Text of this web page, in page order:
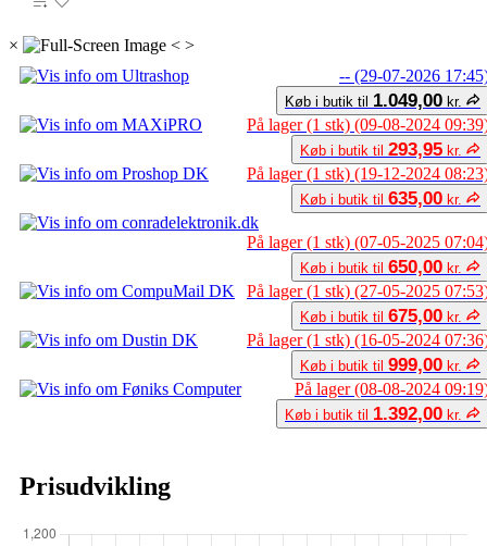
× < >
-- (29-07-2026
Køb i butik til 1.049,00 kr.
På lager (1 stk) (09-08-2024
Køb i butik til 293,95 kr.
På lager (1 stk) (19-12-2024
Køb i butik til 635,00 kr.
På lager (1 stk) (07-05-2025
Køb i butik til 650,00 kr.
På lager (1 stk) (27-05-2025
Køb i butik til 675,00 kr.
På lager (1 stk) (16-05-2024
Køb i butik til 999,00 kr.
På lager (08-08-2024
Køb i butik til 1.392,00 kr.
Prisudvikling